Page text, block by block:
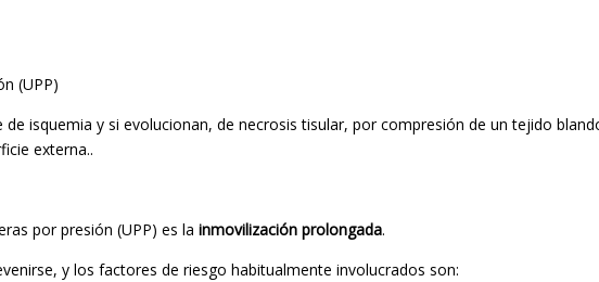
(UPP)
de isquemia y si evolucionan, de necrosis tisular, por compresión de un tejido
externa..
por presión (UPP) es la inmovilización prolongada.
y los factores de riesgo habitualmente involucrados son: